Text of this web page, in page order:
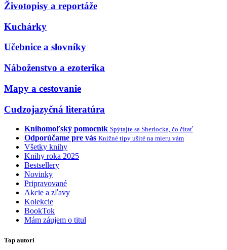
Životopisy a reportáže
Kuchárky
Učebnice a slovníky
Náboženstvo a ezoterika
Mapy a cestovanie
Cudzojazyčná literatúra
Knihomoľský pomocník Spýtajte sa Sherlocka, čo čítať
Odporúčame pre vás Knižné tipy ušité na mieru vám
Všetky knihy
Knihy roka 2025
Bestsellery
Novinky
Pripravované
Akcie a zľavy
Kolekcie
BookTok
Mám záujem o titul
Top autori